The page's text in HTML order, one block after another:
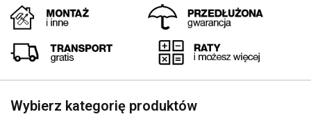
Wybierz kategorię produktów